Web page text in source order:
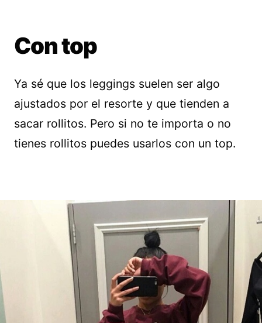
Con top
Ya sé que los leggings suelen ser algo
ajustados por el resorte y que tienden a
sacar rollitos. Pero si no te importa o no
tienes rollitos puedes usarlos con un top.